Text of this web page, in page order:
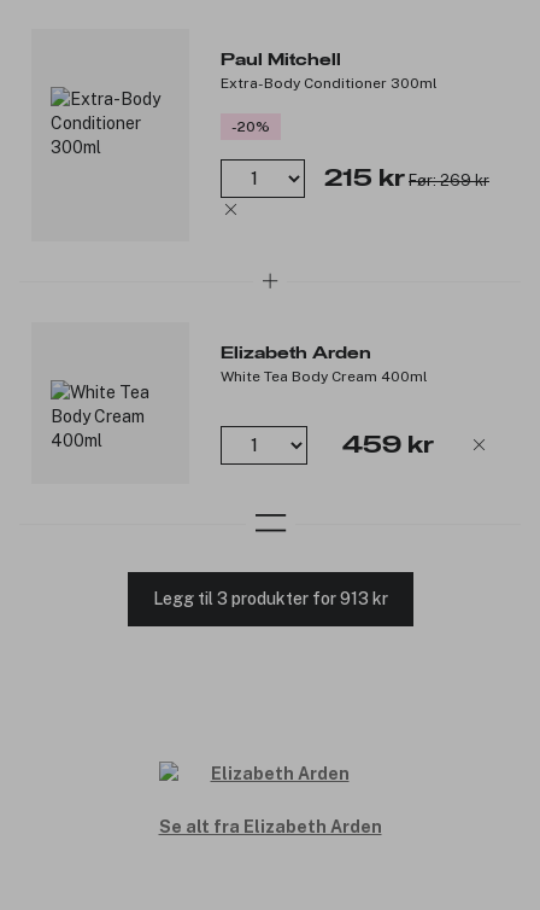
Paul Mitchell
Extra-Body Conditioner 300ml
-20%
215 kr Før: 269 kr
Elizabeth Arden
White Tea Body Cream 400ml
459 kr
Legg til 3 produkter for 913 kr
Se alt fra Elizabeth Arden